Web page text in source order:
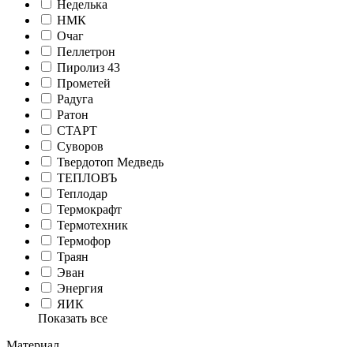
Неделька
НМК
Очаг
Пеллетрон
Пиролиз 43
Прометей
Радуга
Ратон
СТАРТ
Суворов
Твердотоп Медведь
ТЕПЛОВЪ
Теплодар
Термокрафт
Термотехник
Термофор
Траян
Эван
Энергия
ЯИК
Показать все